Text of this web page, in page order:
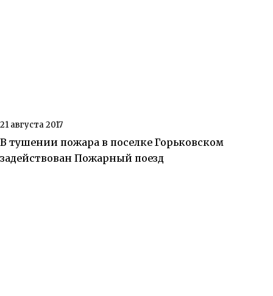
21 августа 2017
В тушении пожара в поселке Горьковском
задействован Пожарный поезд